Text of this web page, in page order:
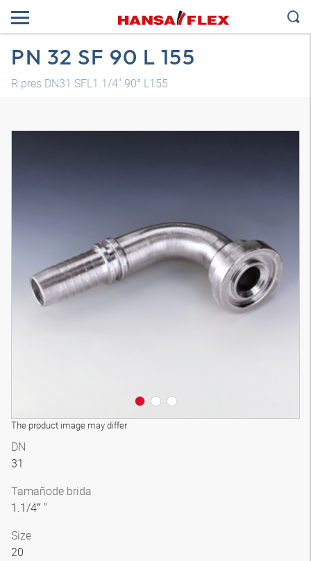
PN 32 SF 90 L 155
R.pres DN31 SFL1.1/4" 90° L155
The product image may differ
Modelo 3D
DN
31
Tamañode brida
1.1/4″ "
Size
20